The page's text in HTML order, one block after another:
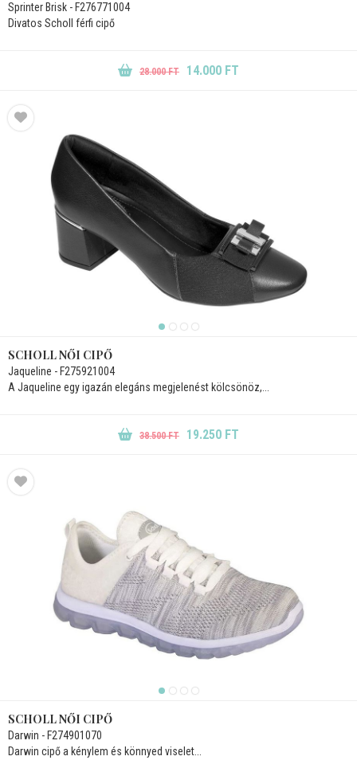
Sprinter Brisk - F276771004
Divatos Scholl férfi cipő
28.000 FT 14.000 FT
SCHOLL NŐI CIPŐ
Jaqueline - F275921004
A Jaqueline egy igazán elegáns megjelenést kölcsönöz,...
38.500 FT 19.250 FT
SCHOLL NŐI CIPŐ
Darwin - F274901070
Darwin cipő a kénylem és könnyed viselet...